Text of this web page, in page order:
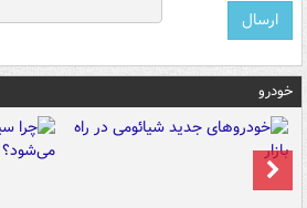
خودرو